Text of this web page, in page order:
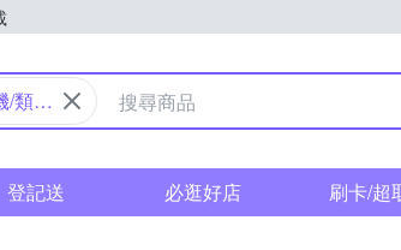
中心
/類單
登記送 必逛好店 刷卡/超